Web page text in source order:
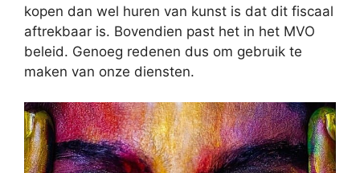
kopen dan wel huren van kunst is dat dit fiscaal
aftrekbaar is. Bovendien past het in het MVO
beleid. Genoeg redenen dus om gebruik te
maken van onze diensten.